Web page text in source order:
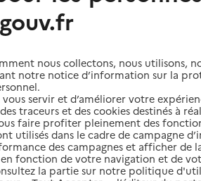
liste des 2 services
domicile (aide)
Ajouter cette recherche aux favoris
nous collectons, nous utilisons,
notre notice d’information sur la
servir et d’améliorer votre
traceurs et des cookies destinés à
faire profiter pleinement des
utilisés dans le cadre de campagne
des campagnes et afficher de
en fonction de votre navigation et de
la partie sur notre politique